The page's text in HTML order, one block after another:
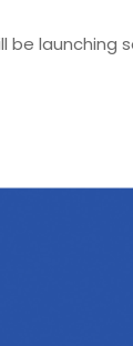
be launching